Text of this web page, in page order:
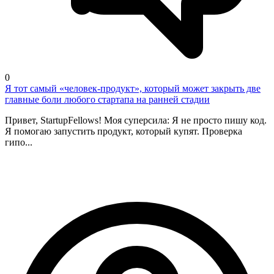
0
Я тот самый «человек-продукт», который может закрыть две
главные боли любого стартапа на ранней стадии
Привет, StartupFellows! Моя суперсила: Я не просто пишу код.
Я помогаю запустить продукт, который купят. Проверка
гипо...